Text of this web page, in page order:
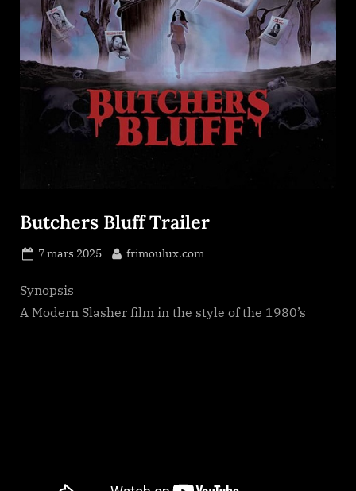
Butchers Bluff Trailer
Posted
7 mars 2025 By
frimoulux.com
Synopsis
A Modern Slasher film in the style of the 1980’s